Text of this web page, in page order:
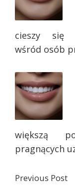
cieszy się
wśród osób
większą
pragnących
Previous Post